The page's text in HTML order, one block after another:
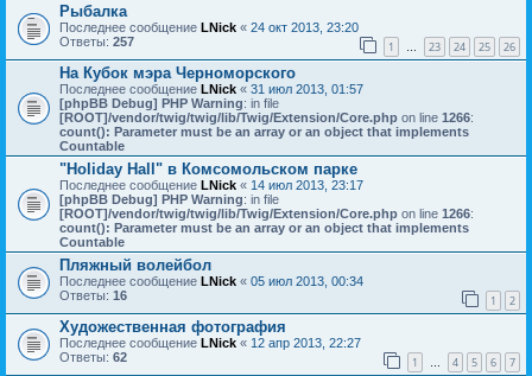
Рыбалка
Последнее сообщение LNick « 24 окт 2013, 23:20
Ответы: 257 1 23 24 25 26
На Кубок мэра Черноморского
Последнее сообщение LNick « 31 июл 2013, 01:57
[phpBB Debug] PHP Warning: in file
[ROOT]/vendor/twig/twig/lib/Twig/Extension/Core.php on line 1266:
count(): Parameter must be an array or an object that implements
Countable
"Holiday Hall" в Комсомольском парке
Последнее сообщение LNick « 14 июл 2013, 23:17
[phpBB Debug] PHP Warning: in file
[ROOT]/vendor/twig/twig/lib/Twig/Extension/Core.php on line 1266:
count(): Parameter must be an array or an object that implements
Countable
Пляжный волейбол
Последнее сообщение LNick « 05 июл 2013, 00:34
Ответы: 16 1 2
Художественная фотография
Последнее сообщение LNick « 12 апр 2013, 22:27
Ответы: 62 1 4 5 6 7